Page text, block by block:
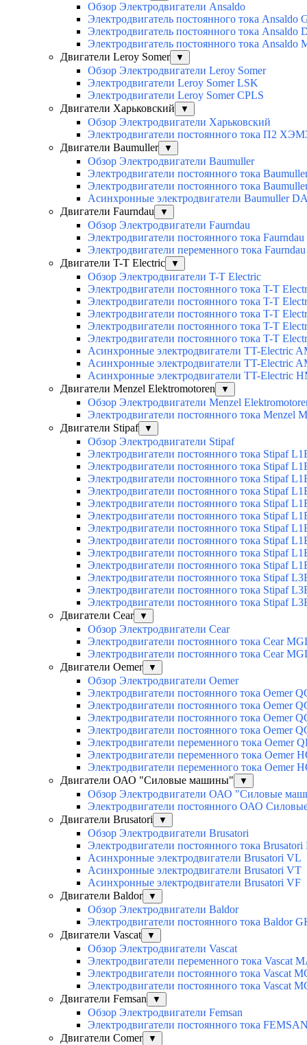
Обзор Электродвигатели Ansaldo
Электродвигатель постоянного тока Ansaldo
Электродвигатель постоянного тока Ansaldo
Электродвигатель постоянного тока Ansaldo
Двигатели Leroy Somer
▼
Обзор Электродвигатели Leroy Somer
Электродвигатели Leroy Somer LSK
Электродвигатели Leroy Somer CPLS
Двигатели Харьковский
▼
Обзор Электродвигатели Харьковский
Электродвигатели постоянного тока П2
Двигатели Baumuller
▼
Обзор Электродвигатели Baumuller
Электродвигатели постоянного тока
Электродвигатели постоянного тока
Асинхронные электродвигатели Baumuller
Двигатели Faurndau
▼
Обзор Электродвигатели Faurndau
Электродвигатели постоянного тока Faurndau
Электродвигатели переменного тока
Двигатели T-T Electric
▼
Обзор Электродвигатели T-T Electric
Электродвигатели постоянного тока T-T
Электродвигатели постоянного тока T-T
Электродвигатели постоянного тока T-T
Электродвигатели постоянного тока T-T
Электродвигатели постоянного тока T-T
Асинхронные электродвигатели TT-Electric
Асинхронные электродвигатели TT-Electric
Асинхронные электродвигатели TT-Electric
Двигатели Menzel Elektromotoren
▼
Обзор Электродвигатели Menzel
Электродвигатели постоянного тока Menzel
Двигатели Stipaf
▼
Обзор Электродвигатели Stipaf
Электродвигатели постоянного тока Stipaf
Электродвигатели постоянного тока Stipaf
Электродвигатели постоянного тока Stipaf
Электродвигатели постоянного тока Stipaf
Электродвигатели постоянного тока Stipaf
Электродвигатели постоянного тока Stipaf
Электродвигатели постоянного тока Stipaf
Электродвигатели постоянного тока Stipaf
Электродвигатели постоянного тока Stipaf
Электродвигатели постоянного тока Stipaf
Электродвигатели постоянного тока Stipaf
Электродвигатели постоянного тока Stipaf
Электродвигатели постоянного тока Stipaf
Двигатели Cear
▼
Обзор Электродвигатели Cear
Электродвигатели постоянного тока Cear
Электродвигатели постоянного тока Cear
Двигатели Oemer
▼
Обзор Электродвигатели Oemer
Электродвигатели постоянного тока Oemer
Электродвигатели постоянного тока Oemer
Электродвигатели постоянного тока Oemer
Электродвигатели постоянного тока Oemer
Электродвигатели переменного тока Oemer
Электродвигатели переменного тока Oemer
Электродвигатели переменного тока Oemer
Двигатели ОАО "Силовые машины"
▼
Обзор Электродвигатели ОАО "Силовые
Электродвигатели постоянного ОАО
Двигатели Brusatori
▼
Обзор Электродвигатели Brusatori
Электродвигатели постоянного тока
Асинхронные электродвигатели Brusatori VL
Асинхронные электродвигатели Brusatori VT
Асинхронные электродвигатели Brusatori VF
Двигатели Baldor
▼
Обзор Электродвигатели Baldor
Электродвигатели постоянного тока Baldor
Двигатели Vascat
▼
Обзор Электродвигатели Vascat
Электродвигатели переменного тока Vascat
Электродвигатели постоянного тока Vascat
Электродвигатели постоянного тока Vascat
Двигатели Femsan
▼
Обзор Электродвигатели Femsan
Электродвигатели постоянного тока
Двигатели Comer
▼